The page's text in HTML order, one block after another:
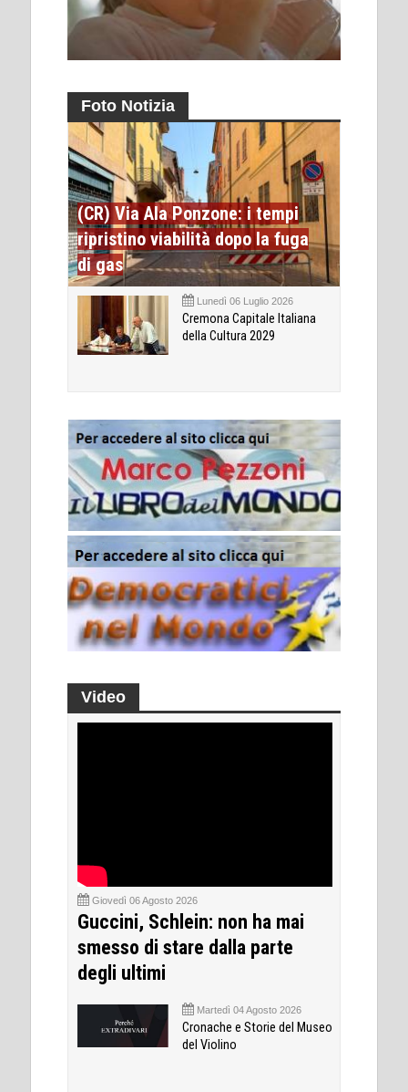
Foto Notizia
(CR) Via Ala Ponzone: i tempi
ripristino viabilità dopo la fuga
di gas
Lunedì 06 Luglio 2026
Cremona Capitale Italiana
della Cultura 2029
Video
Giovedì 06 Agosto 2026
Guccini, Schlein: non ha mai
smesso di stare dalla parte
degli ultimi
Martedì 04 Agosto 2026
Cronache e Storie del Museo
del Violino